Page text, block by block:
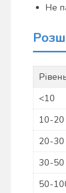
Не
<10
10-20
20-30
30-50
50-